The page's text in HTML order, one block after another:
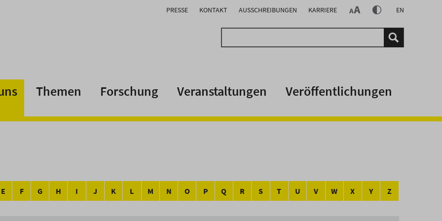
PRESSE KONTAKT AUSSCHREIBUNGEN KARRIERE EN
Themen Forschung Veranstaltungen Veröffentlichungen
E F G H I J K L M N O P Q R S T U V W X Y Z